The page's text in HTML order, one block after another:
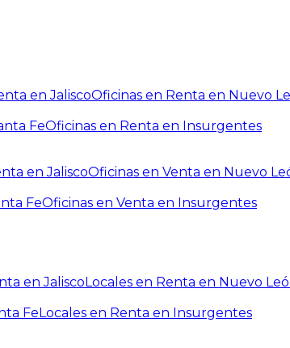
en JaliscoOficinas en Renta en Nuevo
FeOficinas en Renta en Insurgentes
en JaliscoOficinas en Venta en Nuevo
FeOficinas en Venta en Insurgentes
en JaliscoLocales en Renta en Nuevo
FeLocales en Renta en Insurgentes